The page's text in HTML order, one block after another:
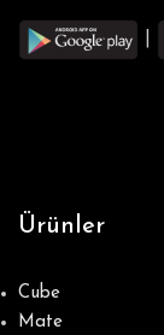
Ürünler
Cube
Mate